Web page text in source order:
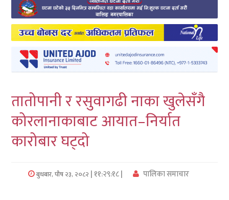
२
बागमती
गण्डकी
कर्णाली
सुदुरपश्चिम
पालिका
तातोपानी र रसुवागढी नाका खुलेसँगै
कोरलानाकाबाट आयात–निर्यात
कारोबार घट्दो
बुधबार, पौष २३, २०८२ | ११:२९:१८ | पालिका समाचार